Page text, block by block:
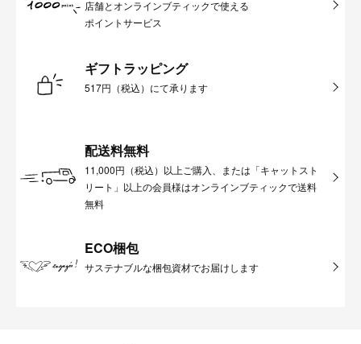
店舗とオンラインブティックで使える
ポイントサービス
ギフトラッピング
517円（税込）にて承ります
配送料無料
11,000円（税込）以上ご購入、または「キャットスト
リート」以上の会員様はオンラインブティックで送料
無料
ECO梱包
サステナブルな梱包資材でお届けします